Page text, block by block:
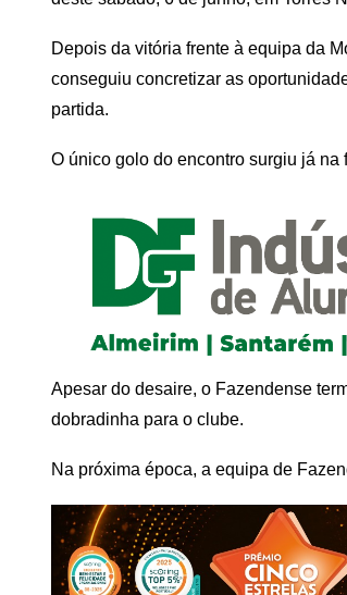
Depois da vitória frente à equipa da
conseguiu concretizar as
partida.
O único golo do encontro surgiu já
Apesar do desaire, o Fazendense
dobradinha para o clube.
Na próxima época, a equipa de